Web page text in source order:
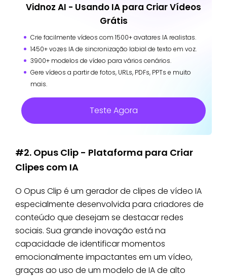
Vidnoz AI - Usando IA para Criar Vídeos
Grátis
Crie facilmente vídeos com 1500+ avatares IA realistas.
1450+ vozes IA de sincronização labial de texto em voz.
3900+ modelos de vídeo para vários cenários.
Gere vídeos a partir de fotos, URLs, PDFs, PPTs e muito
mais.
Teste Agora
#2. Opus Clip - Plataforma para Criar
Clipes com IA
O Opus Clip é um gerador de clipes de vídeo IA
especialmente desenvolvida para criadores de
conteúdo que desejam se destacar redes
sociais. Sua grande inovação está na
capacidade de identificar momentos
emocionalmente impactantes em um vídeo,
graças ao uso de um modelo de IA de alto